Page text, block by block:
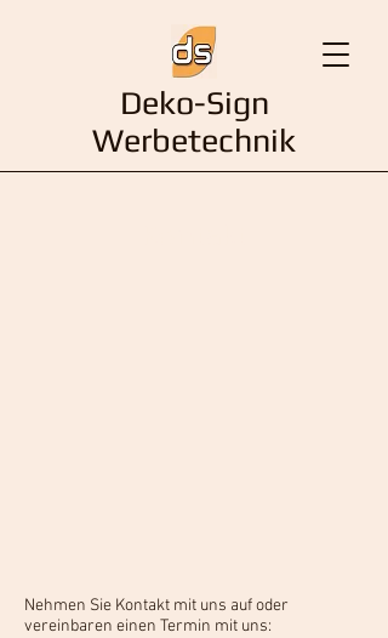
Deko-Sign
Werbetechnik
Nehmen Sie Kontakt mit uns auf oder
vereinbaren einen Termin mit uns: